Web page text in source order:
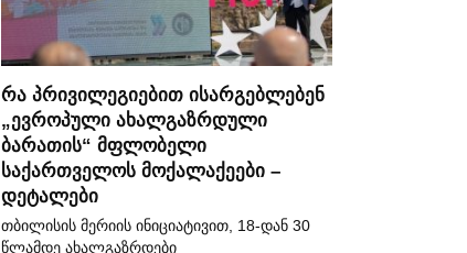
რა პრივილეგიებით ისარგებლებენ
„ევროპული ახალგაზრდული
ბარათის“ მფლობელი
საქართველოს მოქალაქეები –
დეტალები
თბილისის მერიის ინიციატივით, 18-დან 30
წლამდე ახალგაზრდები